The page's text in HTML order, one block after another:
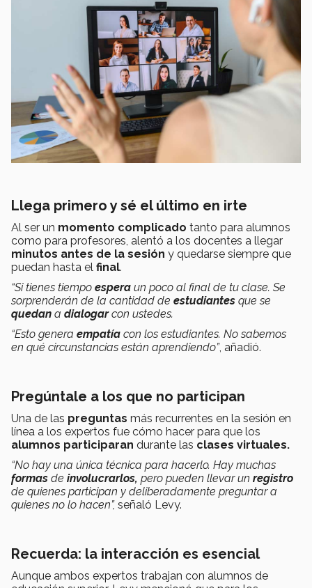
Llega primero y sé el último en irte
Al ser un momento complicado tanto para alumnos
como para profesores, alentó a los docentes a llegar
minutos antes de la sesión y quedarse siempre que
puedan hasta el final.
“Si tienes tiempo espera un poco al final de tu clase. Se
sorprenderán de la cantidad de estudiantes que se
quedan a dialogarcon ustedes.
“Esto genera empatía con los estudiantes. No sabemos
en qué circunstancias están aprendiendo”, añadió.
Pregúntale a los que no participan
Una de las preguntas más recurrentes en la sesión en
línea a los expertos fue cómo hacer para que los
alumnos participaran durante las clases virtuales.
“No hay una única técnica para hacerlo. Hay muchas
formas de involucrarlos, pero pueden llevar un registro
de quienes participan y deliberadamente preguntar a
quienes no lo hacen”, señaló Levy.
Recuerda: la interacción es esencial
Aunque ambos expertos trabajan con alumnos de